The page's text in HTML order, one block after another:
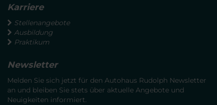
Karriere
Stellenangebote
Ausbildung
Praktikum
Newsletter
Melden Sie sich jetzt für den Autohaus Rudolph Newsletter
an und bleiben Sie stets über aktuelle Angebote und
Neuigkeiten informiert.